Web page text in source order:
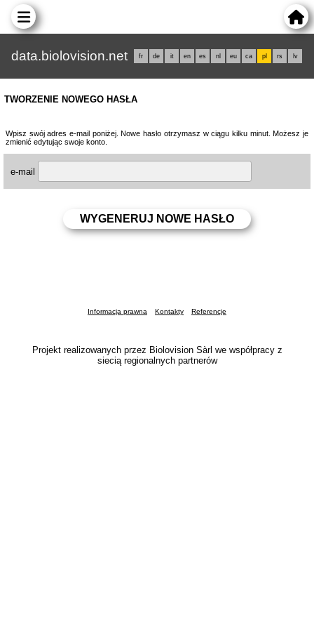
data.biolovision.net fr de it en es nl eu ca pl rs lv
TWORZENIE NOWEGO HASŁA
Wpisz swój adres e-mail poniżej. Nowe hasło otrzymasz w ciągu kilku minut. Możesz je
zmienić edytując swoje konto.
e-mail
Informacja prawna Kontakty Referencje
Projekt realizowanych przez Biolovision Sàrl we współpracy z
siecią regionalnych partnerów